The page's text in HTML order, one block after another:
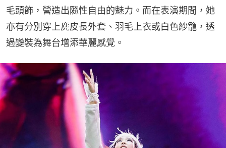
毛頭飾，營造出隨性自由的魅力。而在表演期間，她
亦有分別穿上麂皮長外套、羽毛上衣或白色紗籠，透
過變裝為舞台增添華麗感覺。